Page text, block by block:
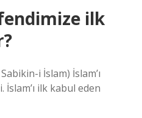
ilk
i İslam) İslam’ı
ilk kabul eden